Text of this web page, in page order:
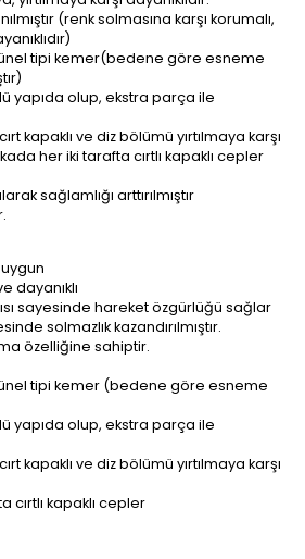
(renk solmasına karşı korumalı,
tipi kemer(bedene göre esneme
yapıda olup, ekstra parça ile
kapaklı ve diz bölümü yırtılmaya karşı
her iki tarafta cırtlı kapaklı cepler
sağlamlığı arttırılmıştır
dayanıklı
sayesinde hareket özgürlüğü sağlar
solmazlık kazandırılmıştır.
özelliğine sahiptir.
tipi kemer (bedene göre esneme
yapıda olup, ekstra parça ile
kapaklı ve diz bölümü yırtılmaya karşı
cırtlı kapaklı cepler